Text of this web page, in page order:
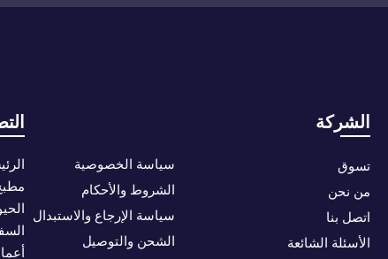
الشركة
تسوق
من نحن
اتصل بنا
الأسئلة الشائعة
سياسة الخصوصية
الشروط والأحكام
سياسة الإرجاع والاستبدال
الشحن والتوصيل